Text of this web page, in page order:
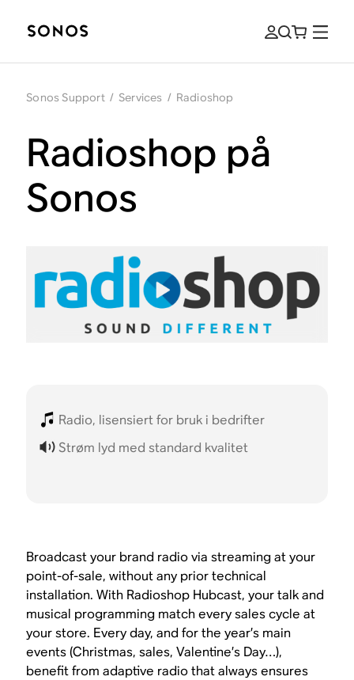
Sonos Support / Services / Radioshop
Radioshop på
Sonos
Radio, lisensiert for bruk i bedrifter
Strøm lyd med standard kvalitet
Broadcast your brand radio via streaming at your
point-of-sale, without any prior technical
installation. With Radioshop Hubcast, your talk and
musical programming match every sales cycle at
your store. Every day, and for the year’s main
events (Christmas, sales, Valentine’s Day…),
benefit from adaptive radio that always ensures